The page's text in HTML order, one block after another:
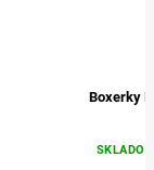
Boxerky